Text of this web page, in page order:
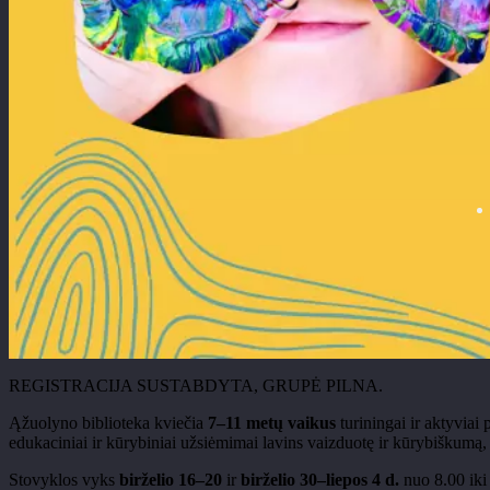
REGISTRACIJA SUSTABDYTA, GRUPĖ PILNA.
Ąžuolyno biblioteka kviečia 7–11 metų vaikus turiningai ir aktyviai
edukaciniai ir kūrybiniai užsiėmimai lavins vaizduotę ir
Stovyklos vyks birželio 16–20 ir birželio 30–liepos 4 d. nuo 8.00